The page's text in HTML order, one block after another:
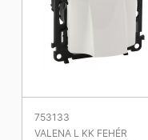
753133
VALENA L KK FEHÉR